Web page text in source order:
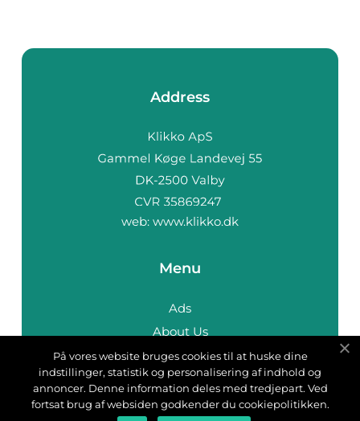
Address
web: www.klikko.dk
Menu
Ads
About Us
Cookies
Contact
Sitemap
På vores website bruges cookies til at huske dine
indstillinger, statistik og personalisering af indhold og
annoncer. Denne information deles med tredjepart. Ved
fortsat brug af websiden godkender du cookiepolitikken.